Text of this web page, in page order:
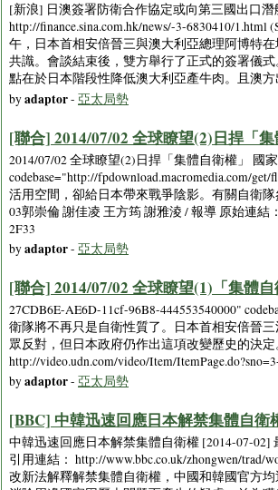
[新浪] 日澳簽署防衛合作協定或向第三國出口潛
http://finance.sina.com.hk/news/-3-6830410/
午，日本首相安倍晉三與澳大利亞總理阿博特
共識。會談結束後，雙方舉行了正式的簽署儀
點在於日本階段性降低澳大利亞產牛肉。且澳
byadaptor- 亞太局勢
[聯合] 2014/07/02 全球瞭望(2)日捍「
2014/07/02 全球瞭望(2)日捍「集體自衛權」 國
codebase="http://fpdownload.macromedia.com/
活用空間，卻給日本帶來戰爭陰影。有關自衛
03郭崇倫 謝佳凌 王方筠 謝雅淩 / 報導 原始連結
2F33
byadaptor- 亞太局勢
[聯合] 2014/07/02 全球瞭望(1)「集體
27CDB6E-AE6D-11cf-96B8-444553540000"
衛隊將不再只是自衛性質了。日本首相安倍晉
眾反對，但日本政府仍作出這項改變歷史的決定
http://video.udn.com/video/Item/
byadaptor- 亞太局勢
[BBC] 中韓迅速回應日本解禁集體自衛
中韓迅速回應日本解禁集體自衛權 [2014-07-02]
引用連結： http://www.bbc.co.uk/zhongwen/trad/
改新法解釋解禁集體自衛權，中國和韓國官方